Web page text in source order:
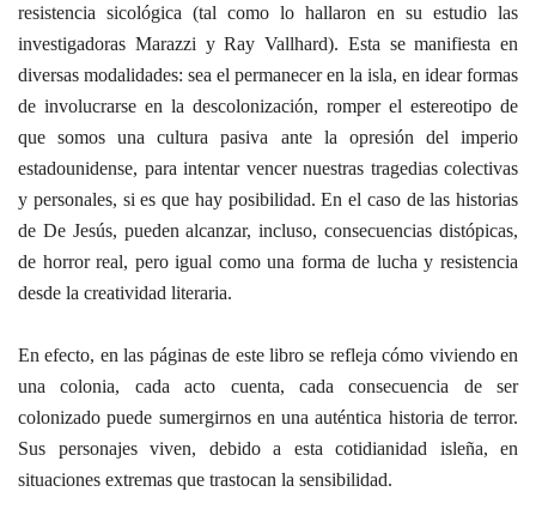
resistencia sicológica (tal como lo hallaron en su estudio las
investigadoras Marazzi y Ray Vallhard). Esta se manifiesta en
diversas modalidades: sea el permanecer en la isla, en idear formas
de involucrarse en la descolonización, romper el estereotipo de
que somos una cultura pasiva ante la opresión del imperio
estadounidense, para intentar vencer nuestras tragedias colectivas
y personales, si es que hay posibilidad. En el caso de las historias
de De Jesús, pueden alcanzar, incluso, consecuencias distópicas,
de horror real, pero igual como una forma de lucha y resistencia
desde la creatividad literaria.
En efecto, en las páginas de este libro se refleja cómo viviendo en
una colonia, cada acto cuenta, cada consecuencia de ser
colonizado puede sumergirnos en una auténtica historia de terror.
Sus personajes viven, debido a esta cotidianidad isleña, en
situaciones extremas que trastocan la sensibilidad.